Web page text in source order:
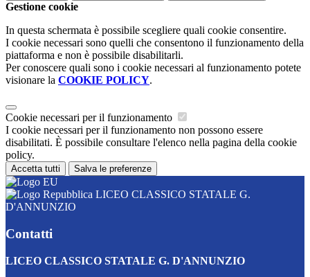
Gestione cookie
In questa schermata è possibile scegliere quali cookie consentire.
I cookie necessari sono quelli che consentono il funzionamento della
piattaforma e non è possibile disabilitarli.
Per conoscere quali sono i cookie necessari al funzionamento potete
visionare la COOKIE POLICY.
Cookie necessari per il funzionamento
I cookie necessari per il funzionamento non possono essere
disabilitati. È possibile consultare l'elenco nella pagina della cookie
policy.
Accetta tutti Salva le preferenze
LICEO CLASSICO STATALE G.
D'ANNUNZIO
Contatti
LICEO CLASSICO STATALE G. D'ANNUNZIO